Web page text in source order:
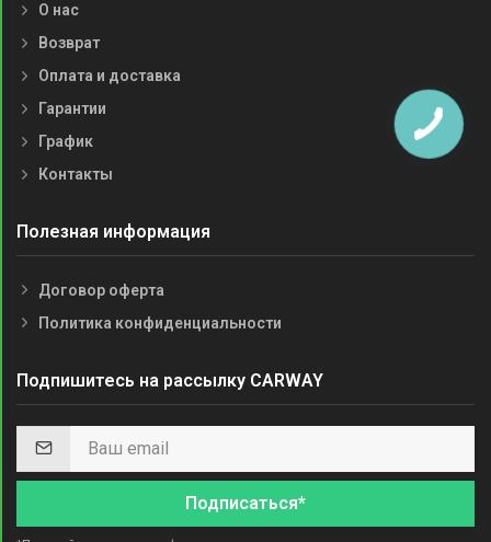
О нас
Возврат
Оплата и доставка
Гарантии
График
Контакты
Полезная информация
Договор оферта
Политика конфиденциальности
Подпишитесь на рассылку CARWAY
Подписаться*